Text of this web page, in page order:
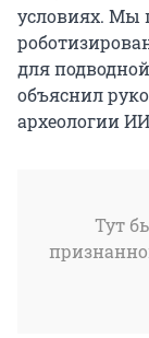
условиях. Мы
для
объяснил
археологии
Тут